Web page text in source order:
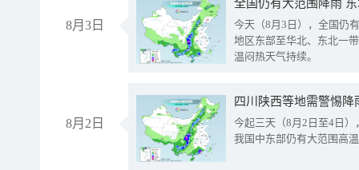
8月3日
全国仍有大范围降雨
今天（8月3日），全国仍
地区东部至华北、东北一
温闷热天气持续。
8月2日
今起三天（8月2日至4日
我国中东部仍有大范围高